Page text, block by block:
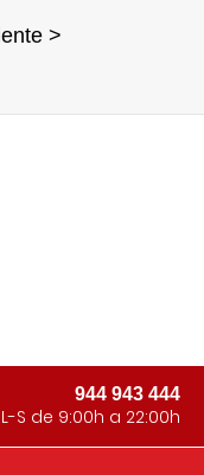
>
944 943 444
L-S de 9:00h a 22:00h